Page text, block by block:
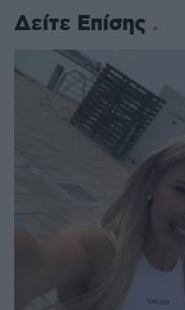
Δείτε Επίσης